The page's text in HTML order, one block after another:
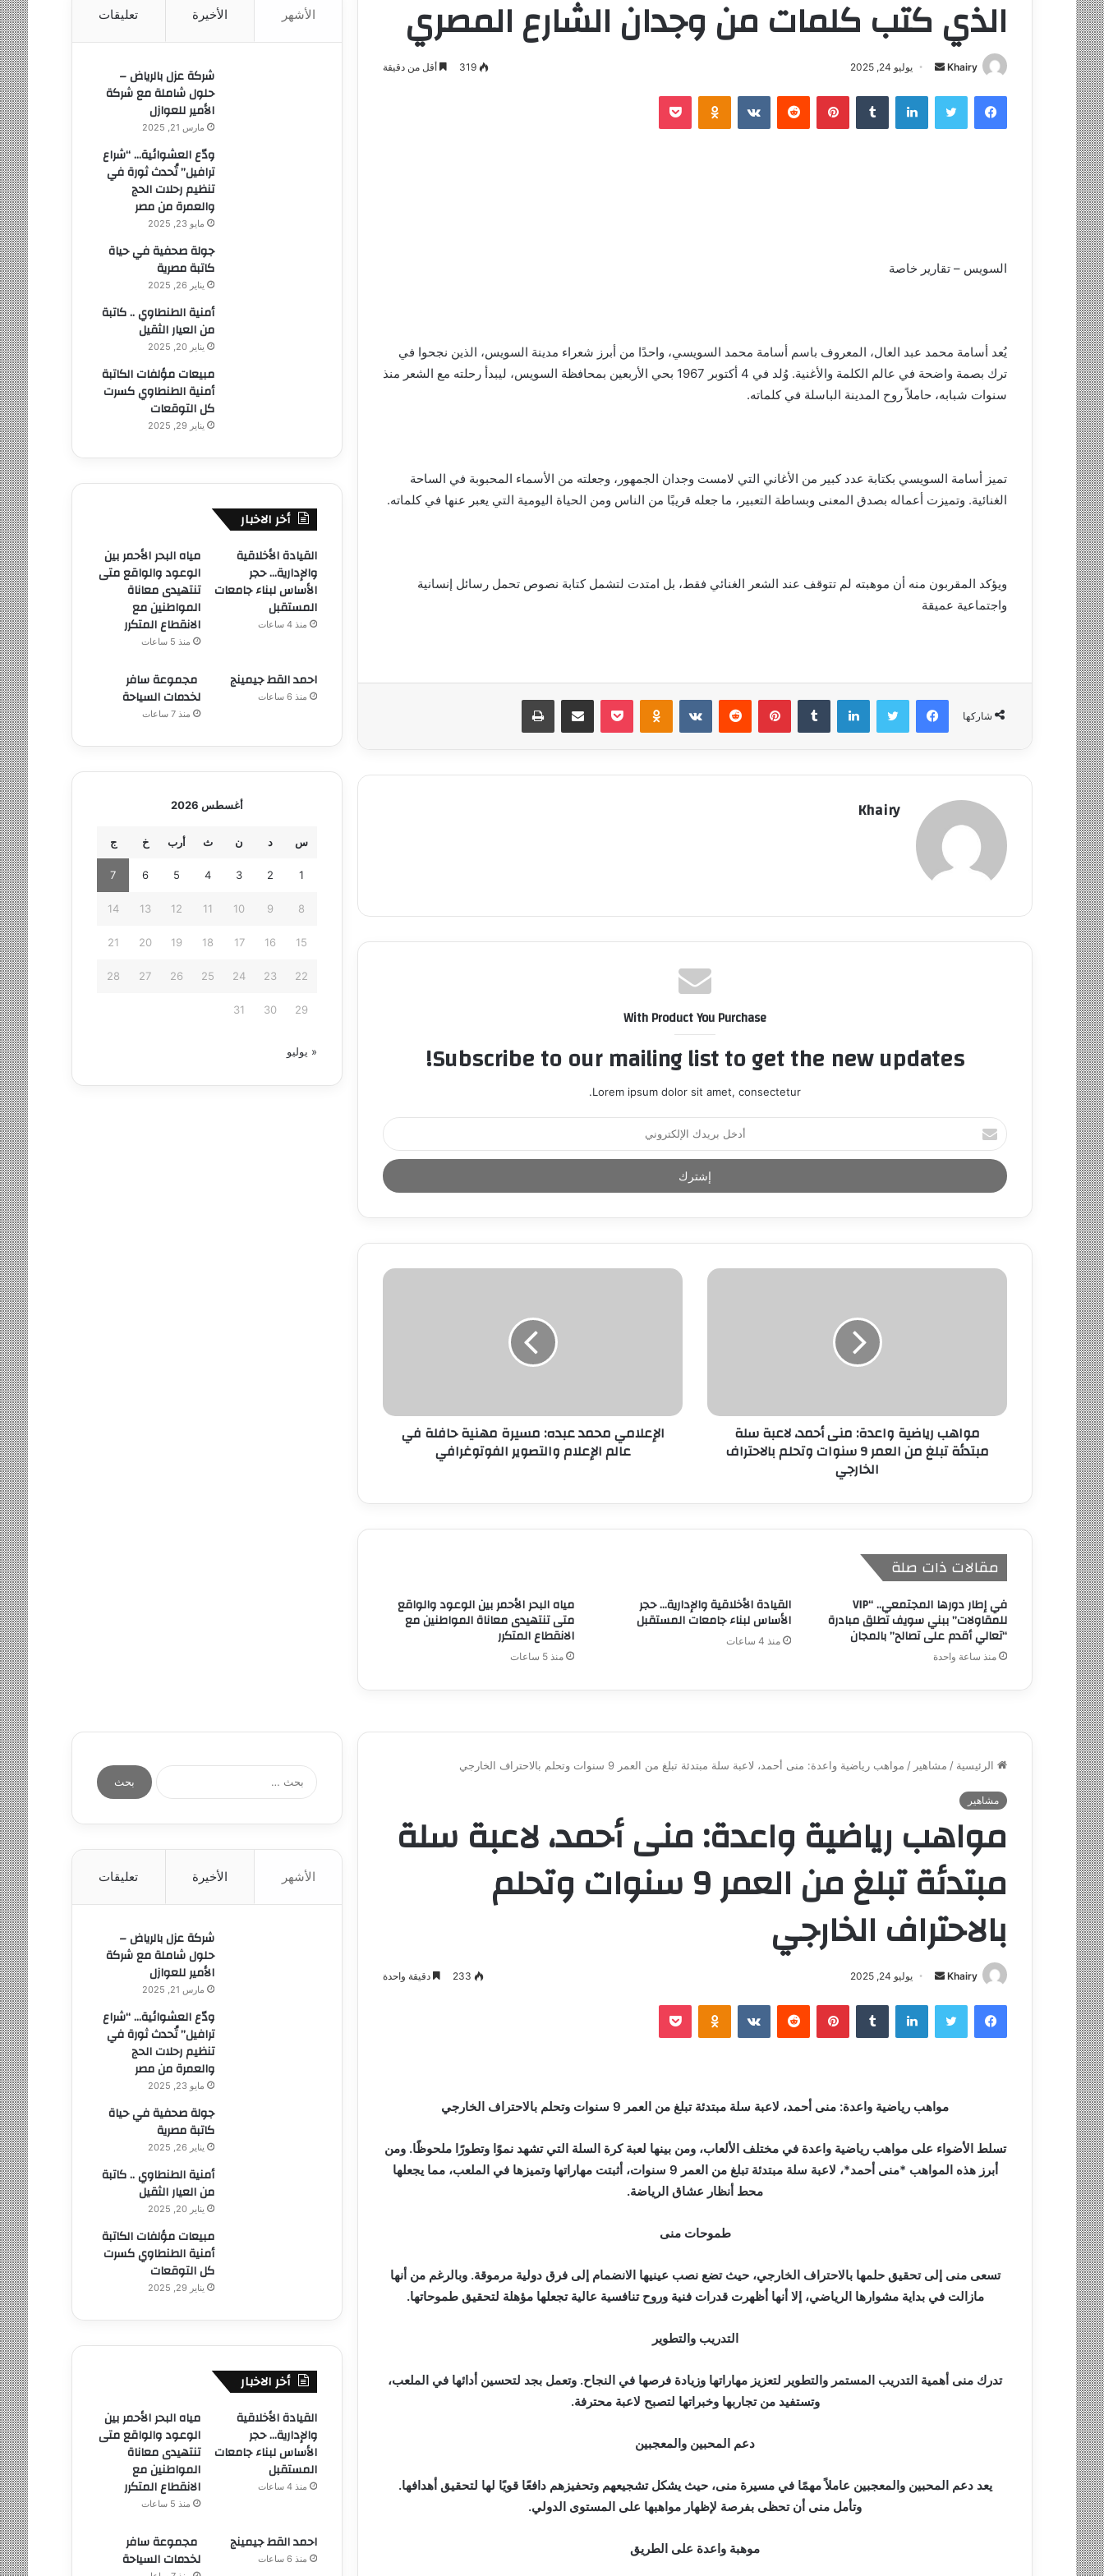
الذي كتب كلمات من وجدان الشارع المصري
Khairy
أ
ل
يوليو 24, 2025 319 أقل من دقيقة
فيسبوك تويتر لينكدإن ‏Tumblr بينتيريست ‏Reddit
‏VKontakte
Odnoklassniki بوكيت
السويس – تقارير خاصة
يُعد أسامة محمد عبد العال، المعروف باسم أسامة محمد السويسي، واحدًا من أبرز شعراء مدينة السويس، الذين نجحوا في
ترك بصمة واضحة في عالم الكلمة والأغنية. وُلد في 4 أكتوبر 1967 بحي الأربعين بمحافظة السويس، ليبدأ رحلته مع الشعر منذ
سنوات شبابه، حاملاً روح المدينة الباسلة في كلماته.
تميز أسامة السويسي بكتابة عدد كبير من الأغاني التي لامست وجدان الجمهور، وجعلته من الأسماء المحبوبة في الساحة
الغنائية. وتميزت أعماله بصدق المعنى وبساطة التعبير، ما جعله قريبًا من الناس ومن الحياة اليومية التي يعبر عنها في كلماته.
ويؤكد المقربون منه أن موهبته لم تتوقف عند الشعر الغنائي فقط، بل امتدت لتشمل كتابة نصوص تحمل رسائل إنسانية
واجتماعية عميقة
شاركها
فيسبوك تويتر لينكدإن ‏Tumblr بينتيريست ‏Reddit
‏VKontakte
Odnoklassniki بوكيت مشاركة عبر البريد طباعة
Khairy
With Product You Purchase
Subscribe to our mailing list to get the new updates!
Lorem ipsum dolor sit amet, consectetur.
أ
د
خ
ل
د
ا
مواهب رياضية واعدة: منى أحمد، لاعبة سلة
مبتدئة تبلغ من العمر 9 سنوات وتحلم بالاحتراف
الخارجي
الإعلامي محمد عبده: مسيرة مهنية حافلة في
عالم الإعلام والتصوير الفوتوغرافي
مقالات ذات صلة
في إطار دورها المجتمعي.. “VIP
للمقاولات” ببني سويف تطلق مبادرة
“تعالي أقدم على تصالح” بالمجان
منذ ساعة واحدة
القيادة الأخلاقية والإدارية… حجر
الأساس لبناء جامعات المستقبل
منذ 4 ساعات
مياه البحر الأحمر بين الوعود والواقع
متى تنتهيدى معاناة المواطنين مع
الانقطاع المتكرر
منذ 5 ساعات
الأشهر الأخيرة تعليقات
شركة عزل بالرياض –
حلول شاملة مع شركة
الأمير للعوازل
مارس 21, 2025
ودّع العشوائية… “شراع
ترافيل” تُحدث ثورة في
تنظيم رحلات الحج
والعمرة من مصر
مايو 23, 2025
جولة صحفية في حياة
كاتبة مصرية
يناير 26, 2025
أمنية الطنطاوي .. كاتبة
من العيار الثقيل
يناير 20, 2025
مبيعات مؤلفات الكاتبة
أمنية الطنطاوي كسرت
كل التوقعات
يناير 29, 2025
أخر الاخبار
القيادة الأخلاقية
والإدارية… حجر
الأساس لبناء جامعات
المستقبل
منذ 4 ساعات
مياه البحر الأحمر بين
الوعود والواقع متى
تنتهيدى معاناة
المواطنين مع
الانقطاع المتكرر
منذ 5 ساعات
احمد القط جيمينج
منذ 6 ساعات
مجموعة سافر
لخدمات السياحة
منذ 7 ساعات
أغسطس 2026
س د ن ث أرب خ ج
1
2
3
4
5
6
7
8
9
10
11
12
13
14
15
16
17
18
19
20
21
22
23
24
25
26
27
28
29
30
31
« يوليو